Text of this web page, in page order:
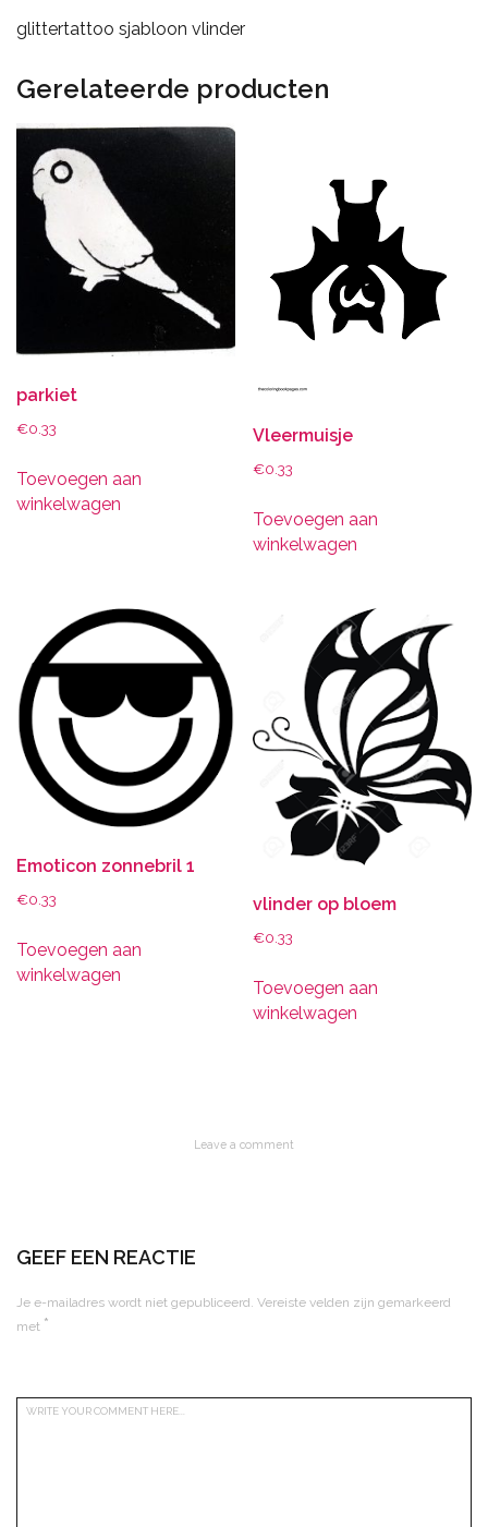
glittertattoo sjabloon vlinder
Gerelateerde producten
parkiet
€0.33
Toevoegen aan
winkelwagen
Vleermuisje
€0.33
Toevoegen aan
winkelwagen
Emoticon zonnebril 1
€0.33
Toevoegen aan
winkelwagen
vlinder op bloem
€0.33
Toevoegen aan
winkelwagen
Leave a comment
GEEF EEN REACTIE
Je e-mailadres wordt niet gepubliceerd. Vereiste velden zijn gemarkeerd
met *